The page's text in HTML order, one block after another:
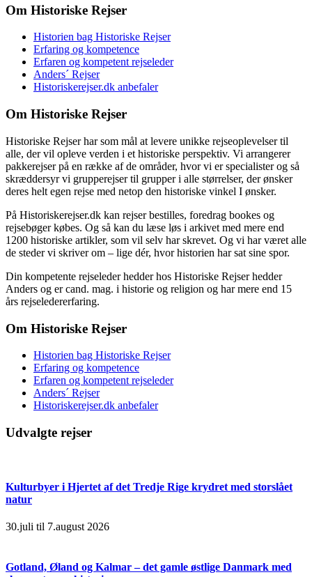
Om Historiske Rejser
Historien bag Historiske Rejser
Erfaring og kompetence
Erfaren og kompetent rejseleder
Anders´ Rejser
Historiskerejser.dk anbefaler
Om Historiske Rejser
Historiske Rejser har som mål at levere unikke rejseoplevelser til
alle, der vil opleve verden i et historiske perspektiv. Vi arrangerer
pakkerejser på en række af de områder, hvor vi er specialister og så
skræddersyr vi grupperejser til grupper i alle størrelser, der ønsker
deres helt egen rejse med netop den historiske vinkel I ønsker.
På Historiskerejser.dk kan rejser bestilles, foredrag bookes og
rejsebøger købes. Og så kan du læse løs i arkivet med mere end
1200 historiske artikler, som vil selv har skrevet. Og vi har været alle
de steder vi skriver om – lige dér, hvor historien har sat sine spor.
Din kompetente rejseleder hedder hos Historiske Rejser hedder
Anders og er cand. mag. i historie og religion og har mere end 15
års rejseledererfaring.
Om Historiske Rejser
Historien bag Historiske Rejser
Erfaring og kompetence
Erfaren og kompetent rejseleder
Anders´ Rejser
Historiskerejser.dk anbefaler
Udvalgte rejser
Kulturbyer i Hjertet af det Tredje Rige krydret med storslået
natur
30.juli til 7.august 2026
Gotland, Øland og Kalmar – det gamle østlige Danmark med